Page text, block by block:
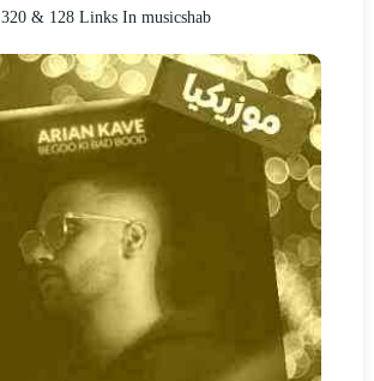
320 & 128 Links In musicshab